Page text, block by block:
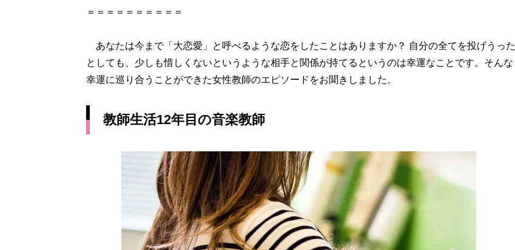
＝＝＝＝＝＝＝＝＝＝
あなたは今まで「大恋愛」と呼べるような恋をしたことはありますか？ 自分の全てを投げうった
としても、少しも惜しくないというような相手と関係が持てるというのは幸運なことです。そんな
幸運に巡り合うことができた女性教師のエピソードをお聞きしました。
教師生活12年目の音楽教師